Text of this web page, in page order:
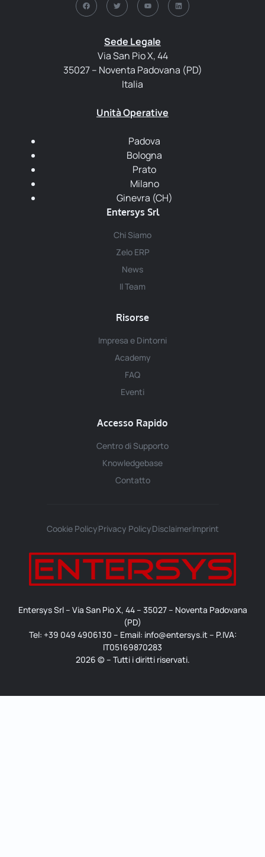
Sede Legale
Via San Pio X, 44
35027 – Noventa Padovana (PD)
Italia
Unità Operative
Padova
Bologna
Prato
Milano
Ginevra (CH)
Entersys Srl
Chi Siamo
Zelo ERP
News
Il Team
Risorse
Impresa e Dintorni
Academy
FAQ
Eventi
Accesso Rapido
Centro di Supporto
Knowledgebase
Contatto
Entersys Srl – Via San Pio X, 44 – 35027 – Noventa Padovana
(PD)
Tel: +39 049 4906130 – Email: info@entersys.it – P.IVA:
IT05169870283
2026 © – Tutti i diritti riservati.
Cookie PolicyPrivacy PolicyDisclaimerImprint